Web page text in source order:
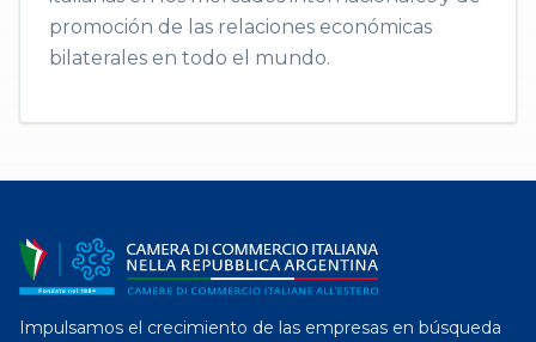
promoción de las relaciones económicas
bilaterales en todo el mundo.
Impulsamos el crecimiento de las empresas en búsqueda